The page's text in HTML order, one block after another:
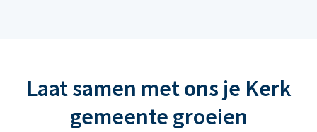
Laat samen met ons je Kerk
gemeente groeien